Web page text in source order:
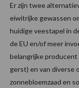
Er zijn twee
eiwitrijke gewassen
huidige veestapel in
de EU en/of meer
belangrijke producent
gerst) en van diverse
zonnebloemzaad en